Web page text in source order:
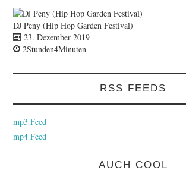
DJ Peny (Hip Hop Garden Festival)
23. Dezember 2019
2Stunden4Minuten
RSS FEEDS
mp3 Feed
mp4 Feed
AUCH COOL